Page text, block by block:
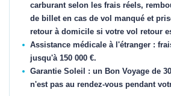
carburant selon les frais réels,
de billet en cas de vol manqué et
retour à domicile si votre vol retour
Assistance médicale à l'étranger :
jusqu'à 150 000 €.
Garantie Soleil : un Bon Voyage de
n'est pas au rendez-vous pendant